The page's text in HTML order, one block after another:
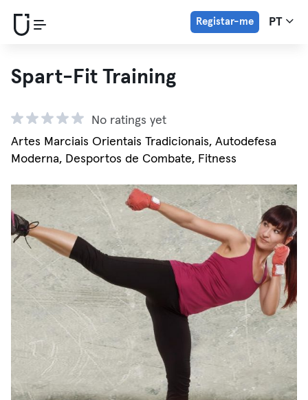
Registar-me PT
Spart-Fit Training
No ratings yet
Artes Marciais Orientais Tradicionais, Autodefesa
Moderna, Desportos de Combate, Fitness